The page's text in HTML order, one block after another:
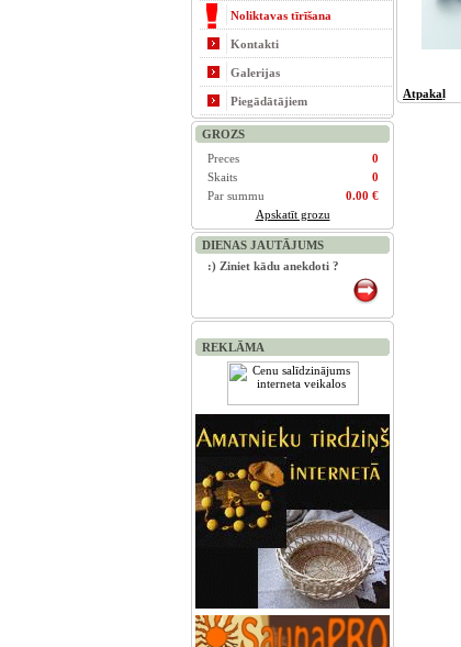
Noliktavas tīrīšana
Kontakti
Galerijas
Piegādātājiem
GROZS
Preces
0
Skaits
0
Par summu
0.00 €
Apskatīt grozu
DIENAS JAUTĀJUMS
:) Ziniet kādu anekdoti ?
REKLĀMA
Atpakaļ